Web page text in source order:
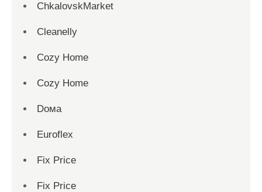
ChkalovskMarket
Cleanelly
Cozy Home
Cozy Home
Dома
Euroflex
Fix Price
Fix Price